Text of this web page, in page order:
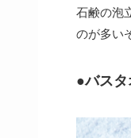
石鹸の泡
のが多い
●バスタ